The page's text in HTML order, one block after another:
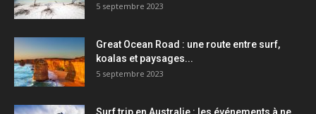
5 septembre 2023
Great Ocean Road : une route entre surf,
koalas et paysages...
5 septembre 2023